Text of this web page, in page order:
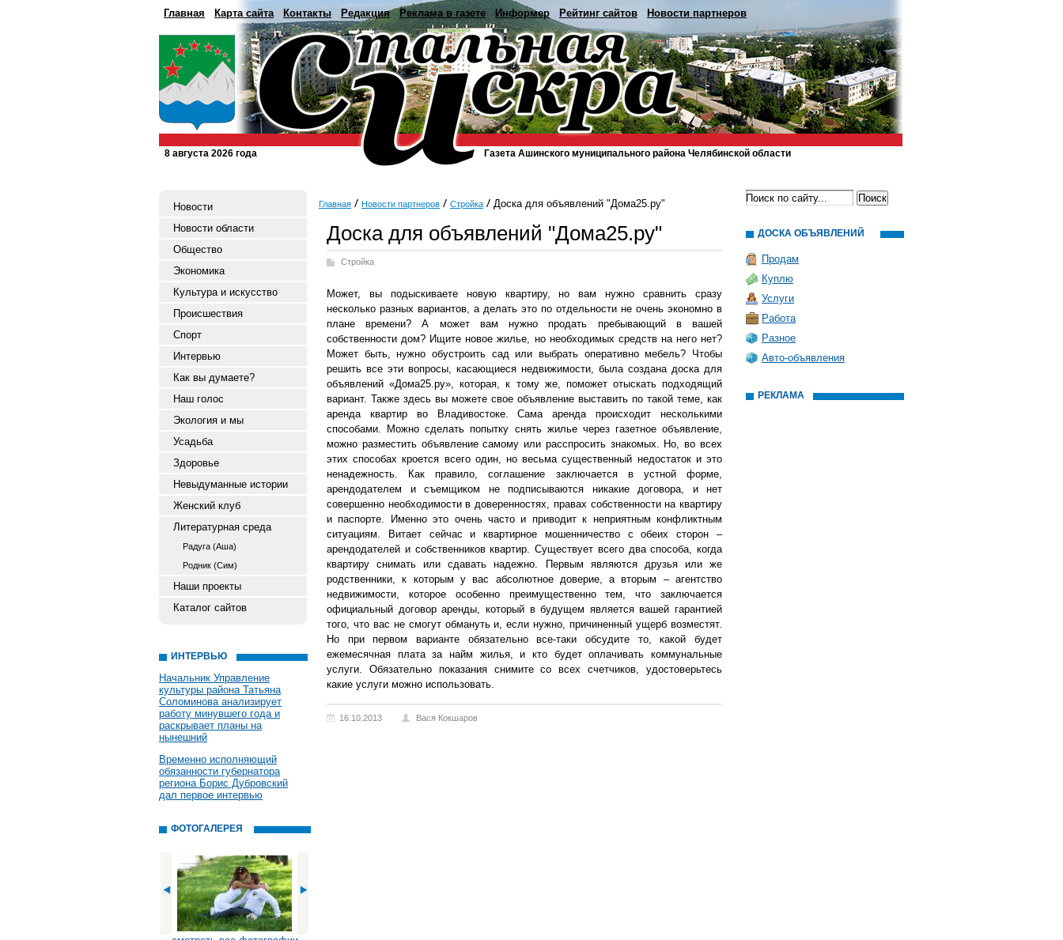
Главная Карта сайта Контакты Редакция Реклама в газете Информер Рейтинг сайтов Новости партнеров
8 августа 2026 года Газета Ашинского муниципального района Челябинской области
Новости
Новости области
Общество
Экономика
Культура и искусство
Происшествия
Спорт
Интервью
Как вы думаете?
Наш голос
Экология и мы
Усадьба
Здоровье
Невыдуманные истории
Женский клуб
Литературная среда
Радуга (Аша)
Родник (Сим)
Наши проекты
Каталог сайтов
ИНТЕРВЬЮ
Начальник Управление
культуры района Татьяна
Соломинова анализирует
работу минувшего года и
раскрывает планы на
нынешний
Временно исполняющий
обязанности губернатора
региона Борис Дубровский
дал первое интервью
ФОТОГАЛЕРЕЯ
Главная Новости партнеров Стройка Доска для объявлений "Дома25.ру"
Доска для объявлений "Дома25.ру"
Стройка
Может, вы подыскиваете новую квартиру, но вам нужно сравнить сразу
несколько разных вариантов, а делать это по отдельности не очень экономно в
плане времени? А может вам нужно продать пребывающий в вашей
собственности дом? Ищите новое жилье, но необходимых средств на него нет?
Может быть, нужно обустроить сад или выбрать оперативно мебель? Чтобы
решить все эти вопросы, касающиеся недвижимости, была создана доска для
объявлений «Дома25.ру», которая, к тому же, поможет отыскать подходящий
вариант. Также здесь вы можете свое объявление выставить по такой теме, как
аренда квартир во Владивостоке. Сама аренда происходит несколькими
способами. Можно сделать попытку снять жилье через газетное объявление,
можно разместить объявление самому или расспросить знакомых. Но, во всех
этих способах кроется всего один, но весьма существенный недостаток и это
ненадежность. Как правило, соглашение заключается в устной форме,
арендодателем и съемщиком не подписываются никакие договора, и нет
совершенно необходимости в доверенностях, правах собственности на квартиру
и паспорте. Именно это очень часто и приводит к неприятным конфликтным
ситуациям. Витает сейчас и квартирное мошенничество с обеих сторон –
арендодателей и собственников квартир. Существует всего два способа, когда
квартиру снимать или сдавать надежно. Первым являются друзья или же
родственники, к которым у вас абсолютное доверие, а вторым – агентство
недвижимости, которое особенно преимущественно тем, что заключается
официальный договор аренды, который в будущем является вашей гарантией
того, что вас не смогут обмануть и, если нужно, причиненный ущерб возместят.
Но при первом варианте обязательно все-таки обсудите то, какой будет
ежемесячная плата за найм жилья, и кто будет оплачивать коммунальные
услуги. Обязательно показания снимите со всех счетчиков, удостоверьтесь
какие услуги можно использовать.
16.10.2013 Вася Кокшаров
ДОСКА ОБЪЯВЛЕНИЙ
Продам
Куплю
Услуги
Работа
Разное
Авто-объявления
РЕКЛАМА